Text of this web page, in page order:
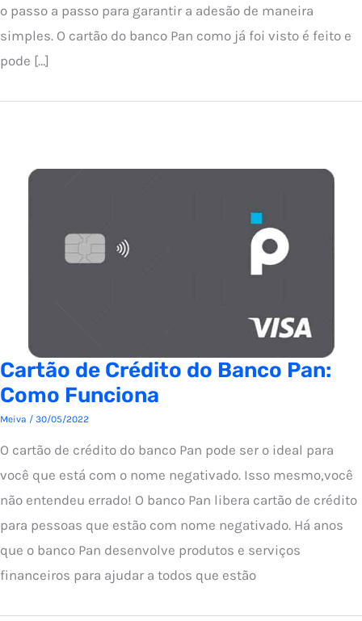
o passo a passo para garantir a adesão de maneira
simples. O cartão do banco Pan como já foi visto é feito e
pode […]
Cartão de Crédito do Banco Pan:
Como Funciona
Meiva / 30/05/2022
O cartão de crédito do banco Pan pode ser o ideal para
você que está com o nome negativado. Isso mesmo,você
não entendeu errado! O banco Pan libera cartão de crédito
para pessoas que estão com nome negativado. Há anos
que o banco Pan desenvolve produtos e serviços
financeiros para ajudar a todos que estão